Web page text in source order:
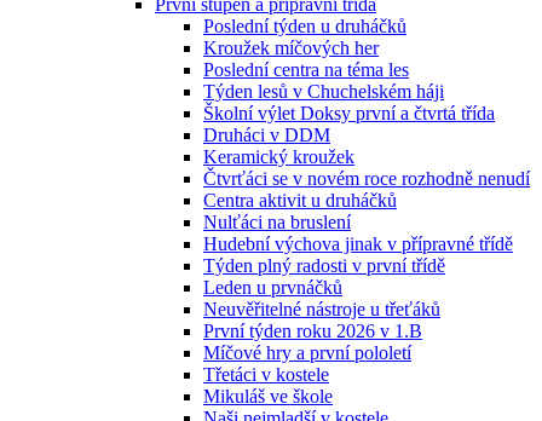
První stupeň a přípravní třída
Poslední týden u druháčků
Kroužek míčových her
Poslední centra na téma les
Týden lesů v Chuchelském háji
Školní výlet Doksy první a čtvrtá třída
Druháci v DDM
Keramický kroužek
Čtvrťáci se v novém roce rozhodně nenudí
Centra aktivit u druháčků
Nulťáci na bruslení
Hudební výchova jinak v přípravné třídě
Týden plný radosti v první třídě
Leden u prvnáčků
Neuvěřitelné nástroje u třeťáků
První týden roku 2026 v 1.B
Míčové hry a první pololetí
Třetáci v kostele
Mikuláš ve škole